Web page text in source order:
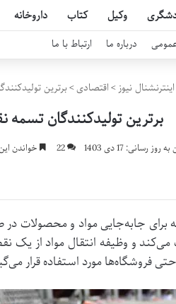
وکیل کتاب داروخانه
درباره ما ارتباط با ما
اینترنشنال نیوز>اقتصادی>برترین
برترین تولیدکنندگان تسمه
رسانی: 17 دی 1403 22 خواندن این مطلب 4
که برای جابه‌جایی مواد و
و وظیفه انتقال مواد از یک
فروشگاه‌ها مورد استفاده قرار